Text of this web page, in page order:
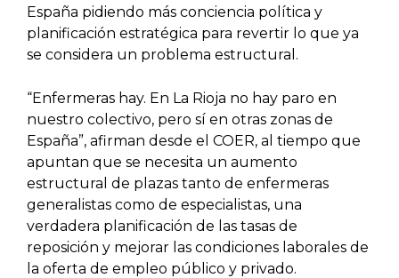
España pidiendo más conciencia política y
planificación estratégica para revertir lo que ya
se considera un problema estructural.
“Enfermeras hay. En La Rioja no hay paro en
nuestro colectivo, pero sí en otras zonas de
España”, afirman desde el COER, al tiempo que
apuntan que se necesita un aumento
estructural de plazas tanto de enfermeras
generalistas como de especialistas, una
verdadera planificación de las tasas de
reposición y mejorar las condiciones laborales de
la oferta de empleo público y privado.